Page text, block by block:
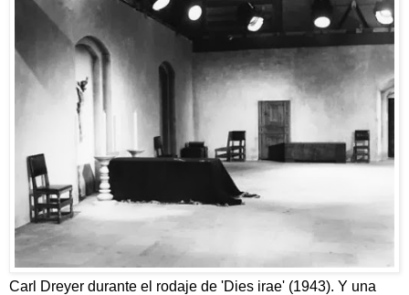
Carl Dreyer durante el rodaje de 'Dies irae' (1943). Y una